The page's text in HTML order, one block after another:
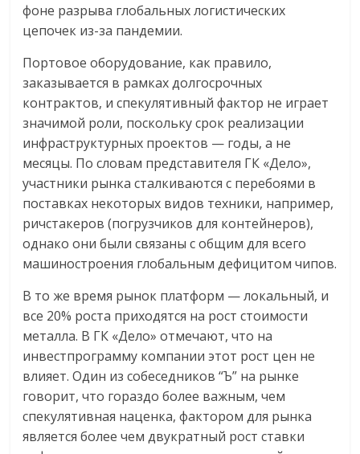
фоне разрыва глобальных логистических
цепочек из-за пандемии.
Портовое оборудование, как правило,
заказывается в рамках долгосрочных
контрактов, и спекулятивный фактор не играет
значимой роли, поскольку срок реализации
инфраструктурных проектов — годы, а не
месяцы. По словам представителя ГК «Дело»,
участники рынка сталкиваются с перебоями в
поставках некоторых видов техники, например,
ричстакеров (погрузчиков для контейнеров),
однако они были связаны с общим для всего
машиностроения глобальным дефицитом чипов.
В то же время рынок платформ — локальный, и
все 20% роста приходятся на рост стоимости
металла. В ГК «Дело» отмечают, что на
инвестпрограмму компании этот рост цен не
влияет. Один из собеседников “Ъ” на рынке
говорит, что гораздо более важным, чем
спекулятивная наценка, фактором для рынка
является более чем двукратный рост ставки